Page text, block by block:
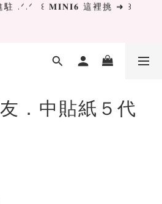
.ᐟ.ᐟ  ꒰ 𝐌𝐈𝐍𝐈𝟔 這裡挑 ➜ ꒱
．中貼紙５代